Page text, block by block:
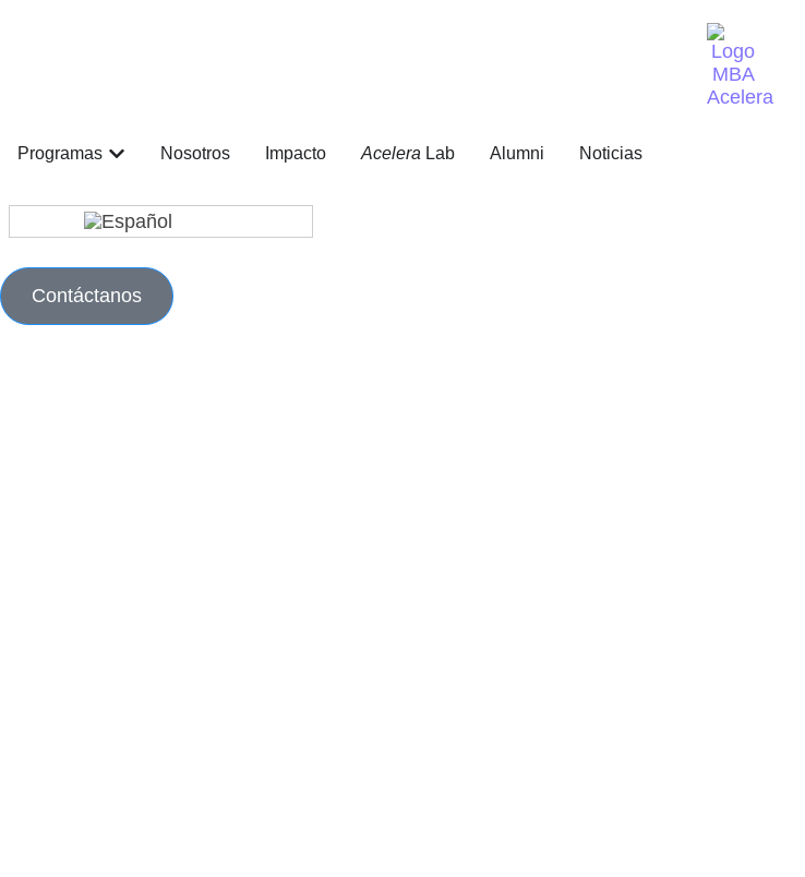
Programas Nosotros Impacto Acelera Lab Alumni Noticias
Contáctanos